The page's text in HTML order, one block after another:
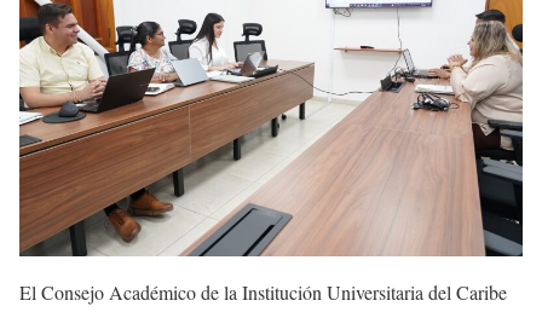
El Consejo Académico de la Institución Universitaria del Caribe